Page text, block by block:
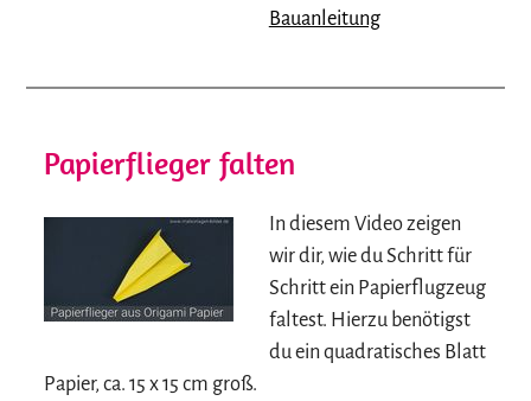
Bauanleitung
Papierflieger falten
In diesem Video zeigen
wir dir, wie du Schritt für
Schritt ein Papierflugzeug
faltest. Hierzu benötigst
du ein quadratisches Blatt
Papier, ca. 15 x 15 cm groß.